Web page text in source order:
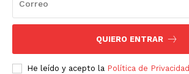
QUIERO ENTRAR
He leído y acepto la Política de Privacidad